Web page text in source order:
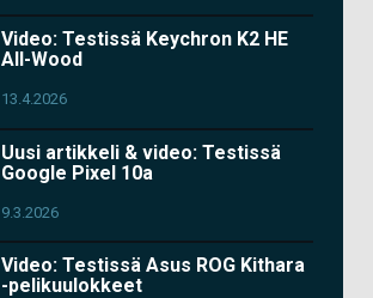
Video: Testissä Keychron K2 HE
All-Wood
13.4.2026
Uusi artikkeli & video: Testissä
Google Pixel 10a
9.3.2026
Video: Testissä Asus ROG Kithara
-pelikuulokkeet